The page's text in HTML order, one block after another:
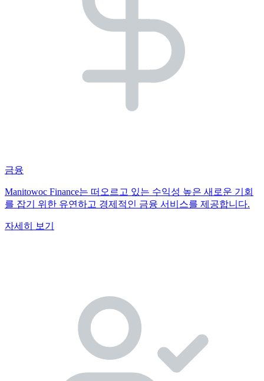
금융
Manitowoc Finance는 떠오르고 있는 수익성 높은 새로운 기회
를 잡기 위한 유연하고 경제적인 금융 서비스를 제공합니다.
자세히 보기